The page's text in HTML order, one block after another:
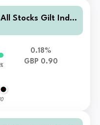
Stocks Gilt Inde
10
0.18%
GBP 0.90